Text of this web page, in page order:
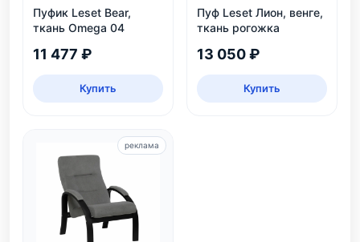
Пуфик Leset Bear,
ткань Omega 04
11 477 ₽
Купить
Пуф Leset Лион, венге,
ткань рогожка
13 050 ₽
Купить
реклама